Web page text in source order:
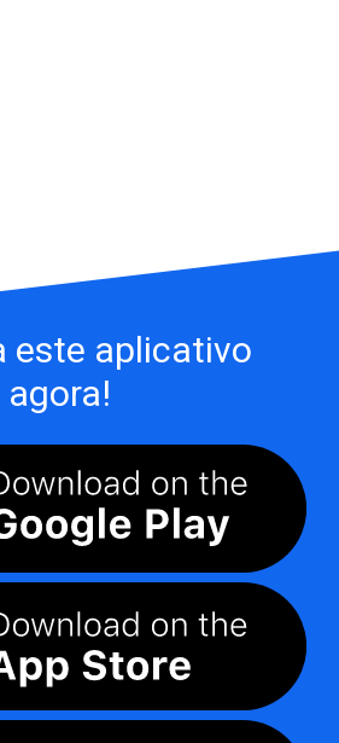
este aplicativo
agora!